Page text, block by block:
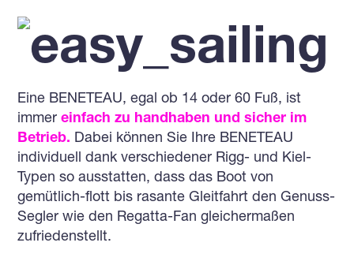
Eine BENETEAU, egal ob 14 oder 60 Fuß, ist
immereinfach zu handhaben und sicher im
Betrieb. Dabei können Sie Ihre BENETEAU
individuell dank verschiedener Rigg- und Kiel-
Typen so ausstatten, dass das Boot von
gemütlich-flott bis rasante Gleitfahrt den Genuss-
Segler wie den Regatta-Fan gleichermaßen
zufriedenstellt.